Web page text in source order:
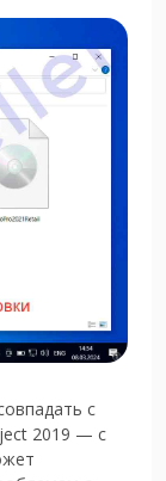
с
2019 — с